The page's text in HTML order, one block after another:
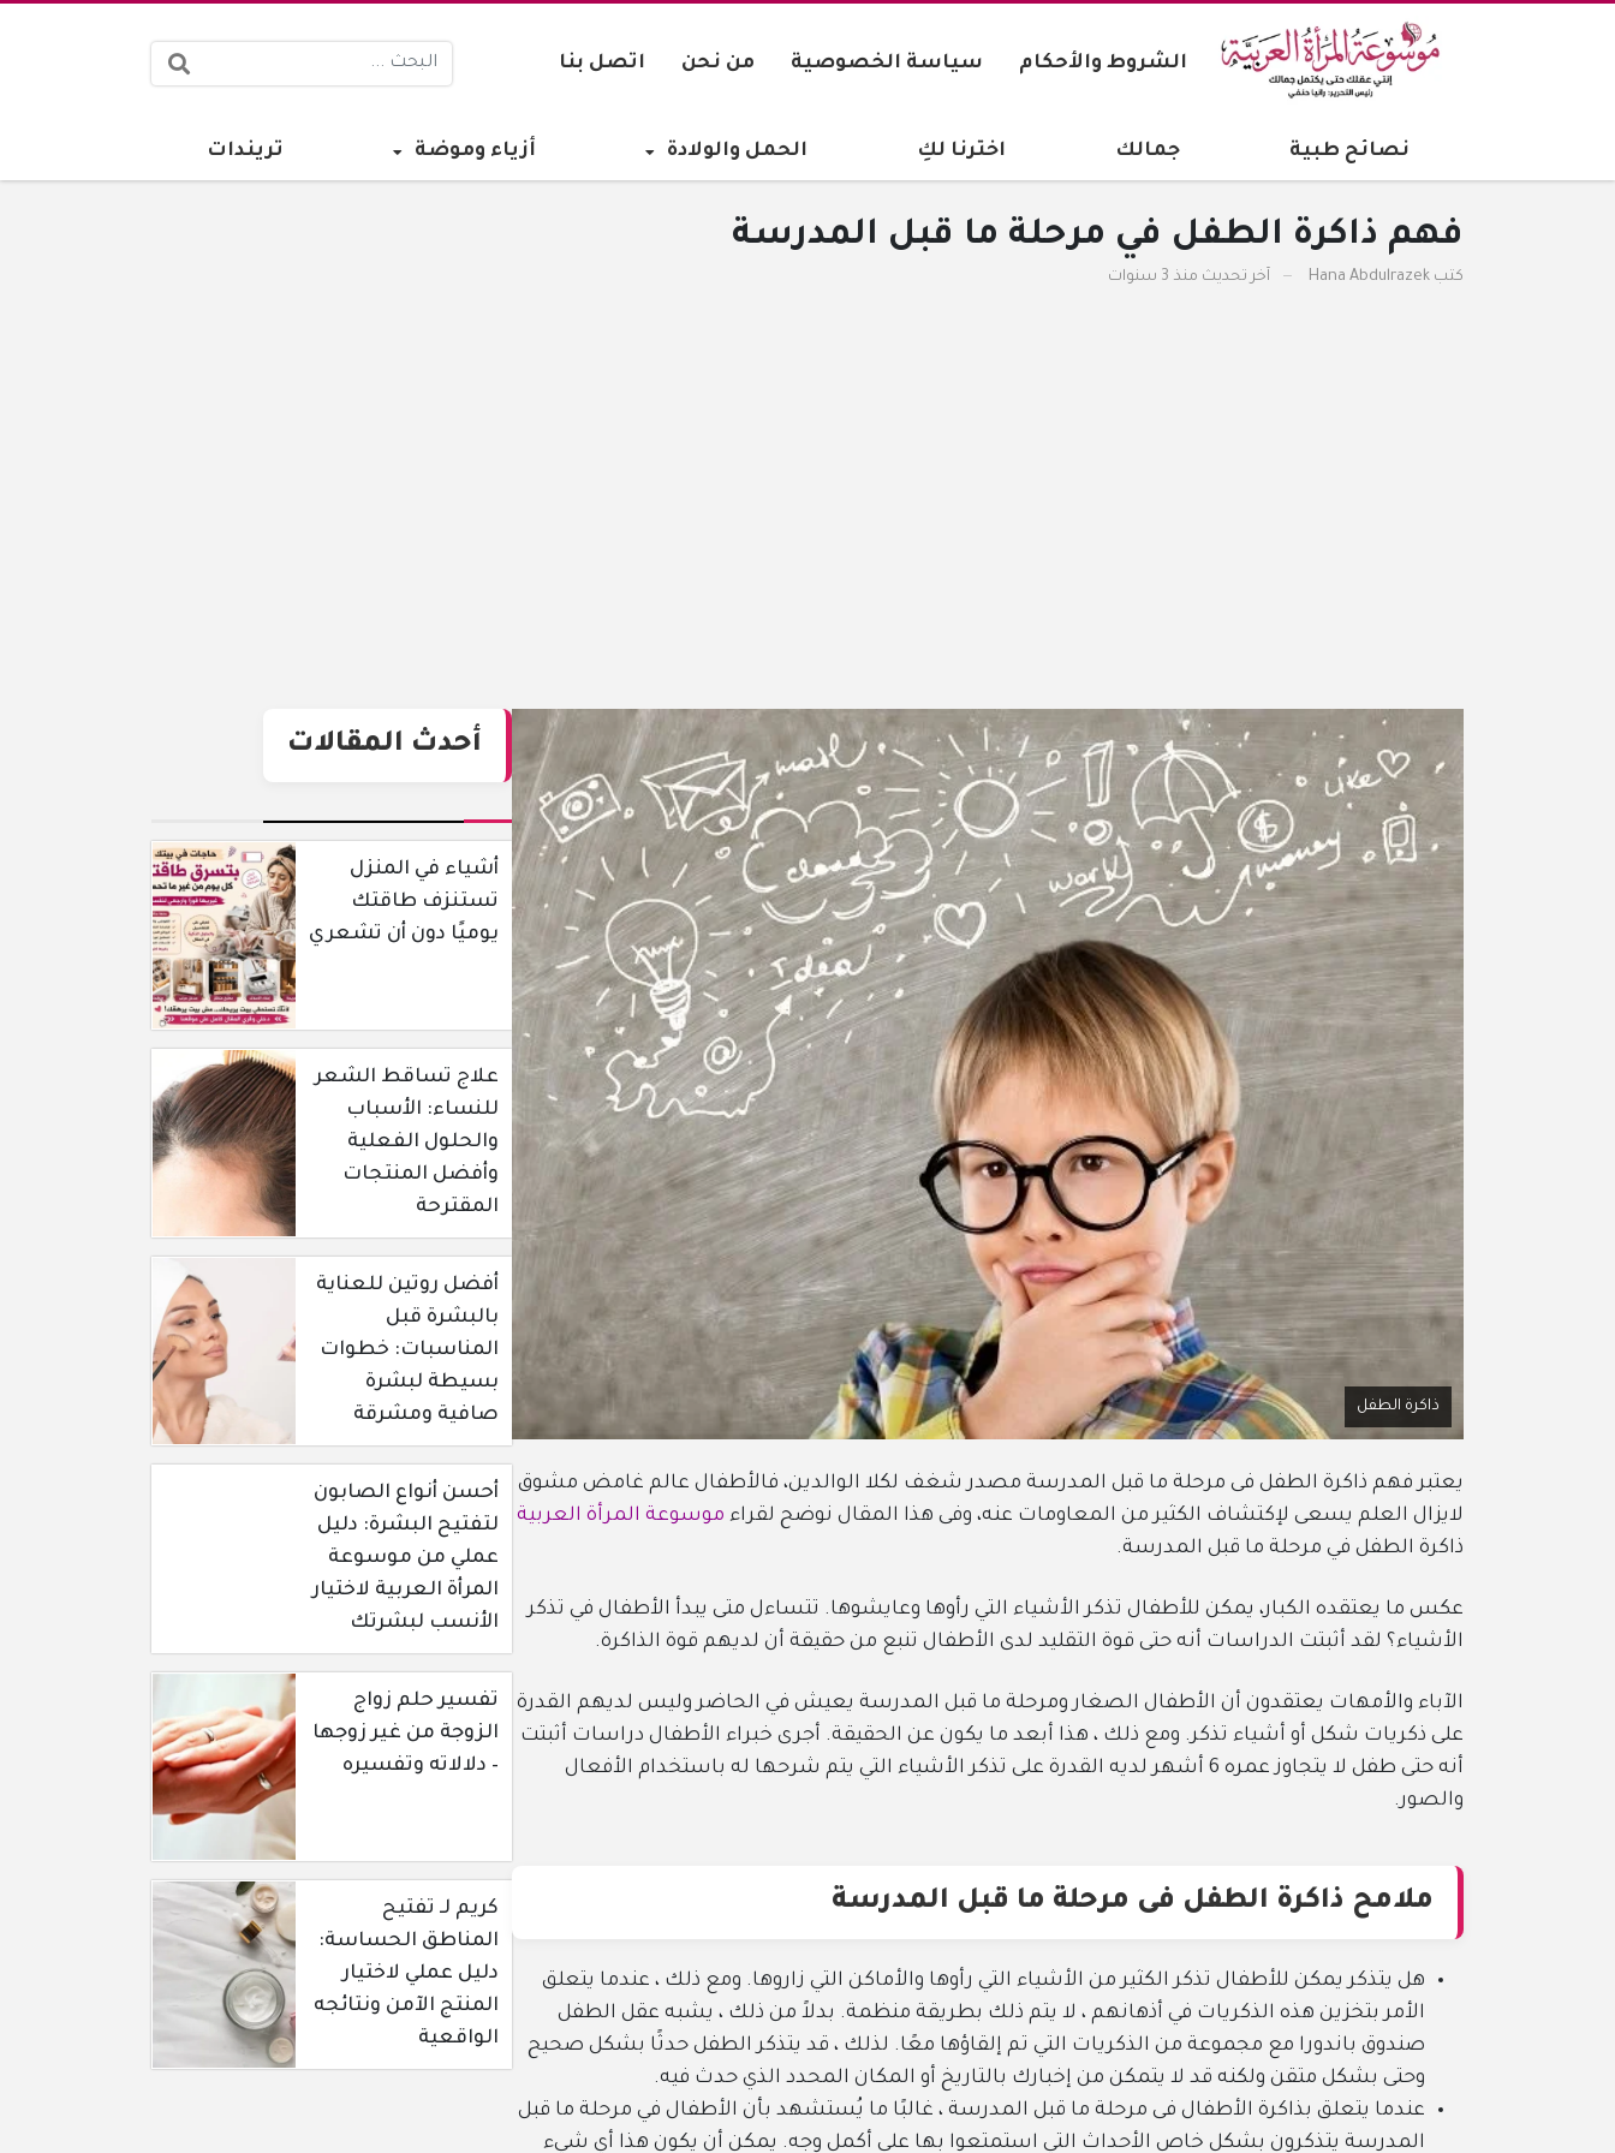
الشروط والأحكام سياسة الخصوصية من نحن اتصل بنا
نصائح طبية جمالك اخترنا لكِ الحمل والولادة أزياء وموضة تريندات
فهم ذاكرة الطفل في مرحلة ما قبل المدرسة
كتب Hana Abdulrazek آخر تحديث منذ 3 سنوات
أحدث المقالات
أشياء في المنزل
تستنزف طاقتك
يوميًا دون أن تشعري
علاج تساقط الشعر
للنساء: الأسباب
والحلول الفعلية
وأفضل المنتجات
المقترحة
أفضل روتين للعناية
بالبشرة قبل
المناسبات: خطوات
بسيطة لبشرة
صافية ومشرقة
أحسن أنواع الصابون
لتفتيح البشرة: دليل
عملي من موسوعة
المرأة العربية لاختيار
الأنسب لبشرتك
تفسير حلم زواج
الزوجة من غير زوجها
– دلالاته وتفسيره
كريم لـ تفتيح
المناطق الحساسة:
دليل عملي لاختيار
المنتج الآمن ونتائجه
الواقعية
ذاكرة الطفل
يعتبر فهم ذاكرة الطفل فى مرحلة ما قبل المدرسة مصدر شغف لكلا الوالدين، فالأطفال عالم غامض مشوق
لايزال العلم يسعى لإكتشاف الكثير من المعاومات عنه، وفى هذا المقال نوضح لقراء موسوعة المرأة العربية
ذاكرة الطفل في مرحلة ما قبل المدرسة.
عكس ما يعتقده الكبار، يمكن للأطفال تذكر الأشياء التي رأوها وعايشوها. تتساءل متى يبدأ الأطفال في تذكر
الأشياء؟ لقد أثبتت الدراسات أنه حتى قوة التقليد لدى الأطفال تنبع من حقيقة أن لديهم قوة الذاكرة.
الآباء والأمهات يعتقدون أن الأطفال الصغار ومرحلة ما قبل المدرسة يعيش في الحاضر وليس لديهم القدرة
على ذكريات شكل أو أشياء تذكر. ومع ذلك ، هذا أبعد ما يكون عن الحقيقة. أجرى خبراء الأطفال دراسات أثبتت
أنه حتى طفل لا يتجاوز عمره 6 أشهر لديه القدرة على تذكر الأشياء التي يتم شرحها له باستخدام الأفعال
والصور.
ملامح ذاكرة الطفل فى مرحلة ما قبل المدرسة
هل يتذكر يمكن للأطفال تذكر الكثير من الأشياء التي رأوها والأماكن التي زاروها. ومع ذلك ، عندما يتعلق
الأمر بتخزين هذه الذكريات في أذهانهم ، لا يتم ذلك بطريقة منظمة. بدلاً من ذلك ، يشبه عقل الطفل
صندوق باندورا مع مجموعة من الذكريات التي تم إلقاؤها معًا. لذلك ، قد يتذكر الطفل حدثًا بشكل صحيح
وحتى بشكل متقن ولكنه قد لا يتمكن من إخبارك بالتاريخ أو المكان المحدد الذي حدث فيه.
عندما يتعلق بذاكرة الأطفال فى مرحلة ما قبل المدرسة ، غالبًا ما يُستشهد بأن الأطفال في مرحلة ما قبل
المدرسة يتذكرون بشكل خاص الأحداث التي استمتعوا بها على أكمل وجه. يمكن أن يكون هذا أي شيء